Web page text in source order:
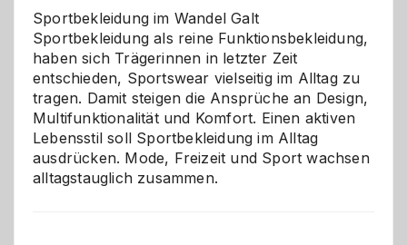
Chaos
Sportbekleidung im Wandel Galt
Sportbekleidung als reine Funktionsbekleidung,
haben sich Trägerinnen in letzter Zeit
entschieden, Sportswear vielseitig im Alltag zu
tragen. Damit steigen die Ansprüche an Design,
Multifunktionalität und Komfort. Einen aktiven
Lebensstil soll Sportbekleidung im Alltag
ausdrücken. Mode, Freizeit und Sport wachsen
alltagstauglich zusammen.